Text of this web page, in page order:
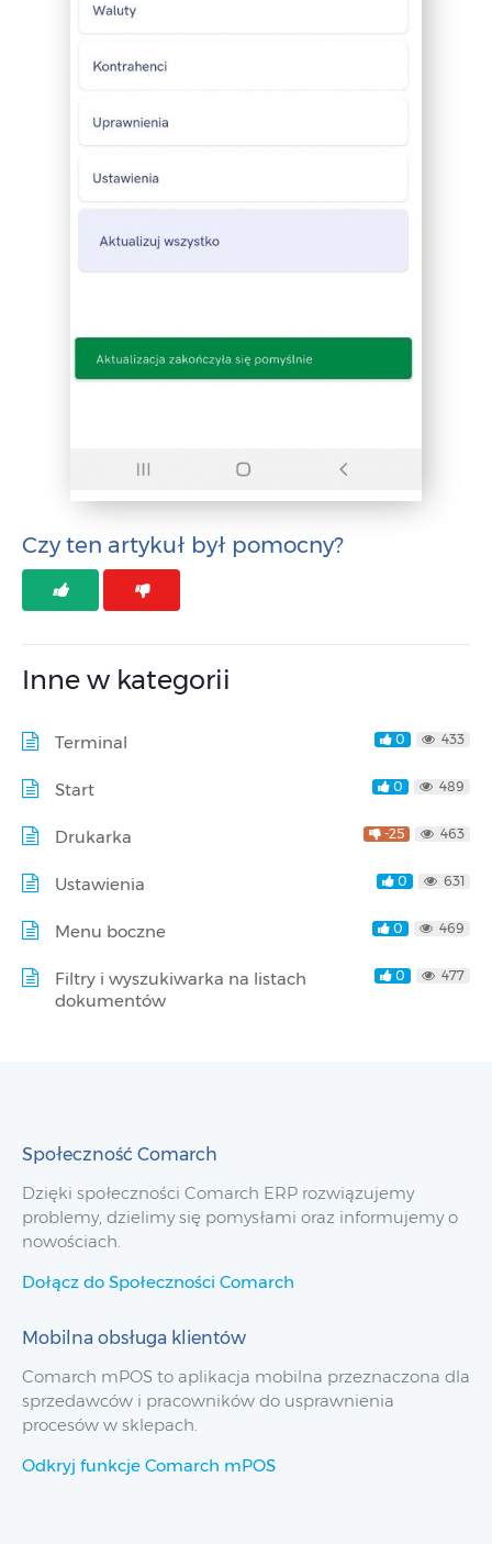
Czy ten artykuł był pomocny?
Inne w kategorii
Terminal 0 433
Start 0 489
Drukarka -25 463
Ustawienia 0 631
Menu boczne 0 469
Filtry i wyszukiwarka na listach
dokumentów
0 477
Społeczność Comarch
Dzięki społeczności Comarch ERP rozwiązujemy
problemy, dzielimy się pomysłami oraz informujemy o
nowościach.
Dołącz do Społeczności Comarch
Mobilna obsługa klientów
Comarch mPOS to aplikacja mobilna przeznaczona dla
sprzedawców i pracowników do usprawnienia
procesów w sklepach.
Odkryj funkcje Comarch mPOS